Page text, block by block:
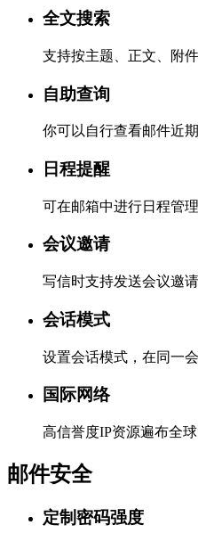
全文搜索
支持按主题、正文、附
自助查询
你可以自行查看邮件近
日程提醒
可在邮箱中进行日程管
会议邀请
写信时支持发送会议邀请
会话模式
设置会话模式，在同一
国际网络
高信誉度IP资源遍布全
邮件安全
定制密码强度